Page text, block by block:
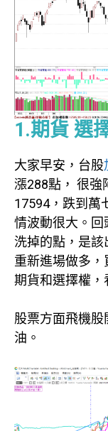
1.期貨 選
大家早安，台股
漲288點， 很強
17594，跌到萬
情波動很大。
洗掉的點，是
重新進場做多
期貨和選擇權，
股票方面飛機股
油。